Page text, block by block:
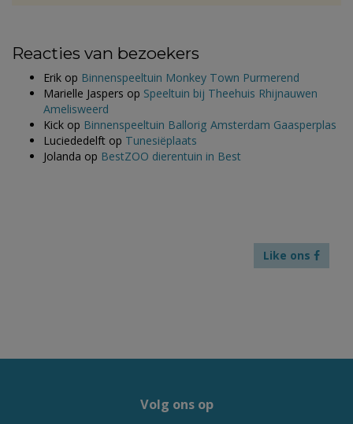
Reacties van bezoekers
Erik op Binnenspeeltuin Monkey Town Purmerend
Marielle Jaspers op Speeltuin bij Theehuis Rhijnauwen
Amelisweerd
Kick op Binnenspeeltuin Ballorig Amsterdam Gaasperplas
Luciededelft op Tunesiëplaats
Jolanda op BestZOO dierentuin in Best
Like ons
Volg ons op